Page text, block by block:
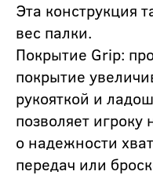
Эта конструкция
вес палки.
Покрытие Grip:
покрытие
рукояткой и
позволяет игроку
о надежности
передач или